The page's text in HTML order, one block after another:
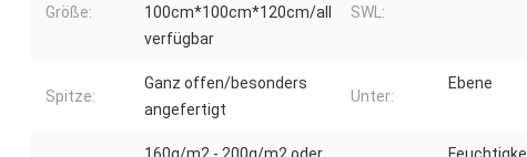
Größe:
100cm*100cm*120cm/all
verfügbar
SWL:
Spitze:
Ganz offen/besonders
angefertigt
Unter:
Ebene